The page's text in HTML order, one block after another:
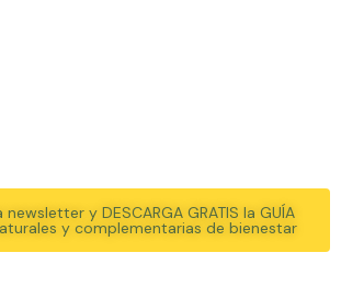
y DESCARGA GRATIS la GUÍA
y complementarias de bienestar